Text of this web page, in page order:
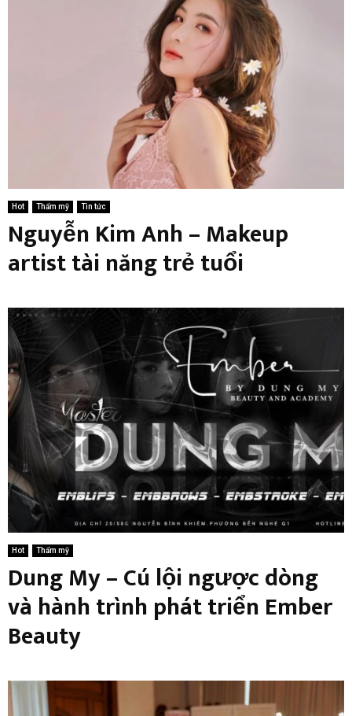
Hot Thẩm mỹ Tin tức
Nguyễn Kim Anh – Makeup
artist tài năng trẻ tuổi
Hot Thẩm mỹ
Dung My – Cú lội ngược dòng
và hành trình phát triển Ember
Beauty